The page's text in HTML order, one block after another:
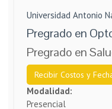
Universidad Antonio
Pregrado en
Pregrado en
Recibir Costos y
Modalidad:
Presencial